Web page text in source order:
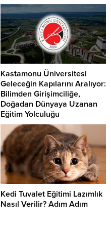
Kastamonu Üniversitesi
Geleceğin Kapılarını Aralıyor:
Bilimden Girişimciliğe,
Doğadan Dünyaya Uzanan
Eğitim Yolculuğu
Kedi Tuvalet Eğitimi Lazımlık
Nasıl Verilir? Adım Adım